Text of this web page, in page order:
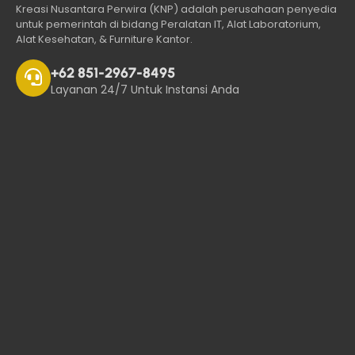
Kreasi Nusantara Perwira (KNP) adalah perusahaan penyedia
untuk pemerintah di bidang Peralatan IT, Alat Laboratorium,
Alat Kesehatan, & Furniture Kantor.
+62 851-2967-8495
Layanan 24/7 Untuk Instansi Anda